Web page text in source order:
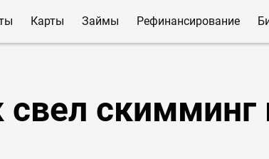
Карты Займы Рефинансирование
свел скимминг